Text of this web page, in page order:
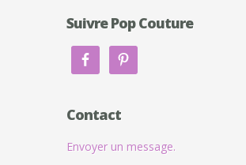
Suivre Pop Couture
Contact
Envoyer un message.